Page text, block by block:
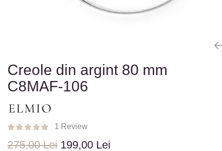
Bratari de Mana
Bratari de Glezna
Bratari cu Pietre
BROSE
VEZI TOATE BIJUTERIILE ELMIO
Creole din argint 80 mm
C8MAF-106
1 Review
275,00 Lei 199,00 Lei